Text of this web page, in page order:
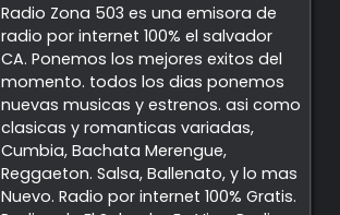
Radio Zona 503 es una emisora de
radio por internet 100% el salvador
CA. Ponemos los mejores exitos del
momento. todos los dias ponemos
nuevas musicas y estrenos. asi como
clasicas y romanticas variadas,
Cumbia, Bachata Merengue,
Reggaeton. Salsa, Ballenato, y lo mas
Nuevo. Radio por internet 100% Gratis.